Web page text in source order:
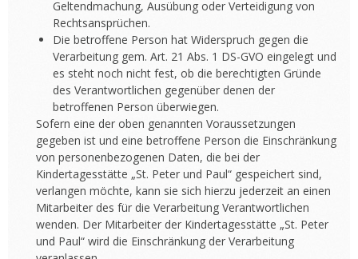
Geltendmachung, Ausübung oder Verteidigung von
Rechtsansprüchen.
Die betroffene Person hat Widerspruch gegen die
Verarbeitung gem. Art. 21 Abs. 1 DS-GVO eingelegt und
es steht noch nicht fest, ob die berechtigten Gründe
des Verantwortlichen gegenüber denen der
betroffenen Person überwiegen.
Sofern eine der oben genannten Voraussetzungen
gegeben ist und eine betroffene Person die Einschränkung
von personenbezogenen Daten, die bei der
Kindertagesstätte „St. Peter und Paul“ gespeichert sind,
verlangen möchte, kann sie sich hierzu jederzeit an einen
Mitarbeiter des für die Verarbeitung Verantwortlichen
wenden. Der Mitarbeiter der Kindertagesstätte „St. Peter
und Paul“ wird die Einschränkung der Verarbeitung